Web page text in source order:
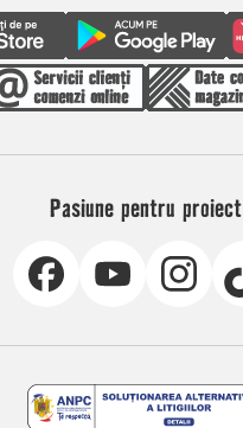
Pasiune pentru proiect